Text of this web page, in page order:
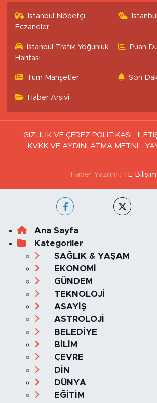
İstanbul Nöbetçi
Eczaneler
İstanbul Trafik Yoğunluk
Haritası
Puan
Tüm Manşetler Son
Haber Arşivi
GİZLİLİK VE ÇEREZ POLİTİKASI
KVKK VE AYDINLATMA METNİ
Haber Yazılımı: TE Bilişim
Ana Sayfa
Kategoriler
SAĞLIK & YAŞAM
EKONOMİ
GÜNDEM
TEKNOLOJİ
ASAYİŞ
ASTROLOJİ
BELEDİYE
BİLİM
ÇEVRE
DİN
DÜNYA
EĞİTİM